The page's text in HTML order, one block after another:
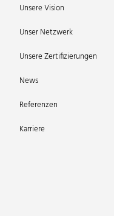
Unsere Vision
Unser Netzwerk
Unsere Zertifizierungen
News
Referenzen
Karriere